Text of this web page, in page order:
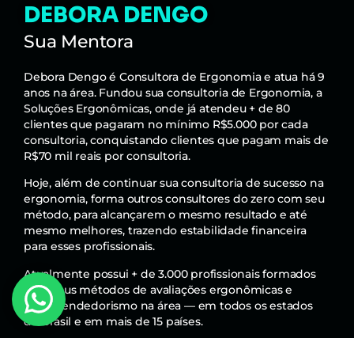
DEBORA DENGO
Sua Mentora
Debora Dengo é Consultora de Ergonomia e atua há 9
anos na área. Fundou sua consultoria de Ergonomia, a
Soluções Ergonômicas, onde já atendeu + de 80
clientes que pagaram no mínimo R$5.000 por cada
consultoria, conquistando clientes que pagam mais de
R$70 mil reais por consultoria.
Hoje, além de continuar sua consultoria de sucesso na
ergonomia, forma outros consultores do zero com seu
método, para alcançarem o mesmo resultado e até
mesmo melhores, trazendo estabilidade financeira
para esses profissionais.
Atualmente possui + de 3.000 profissionais formados
com seus métodos de avaliações ergonômicas e
empreendedorismo na área — em todos os estados
do Brasil e em mais de 15 países.